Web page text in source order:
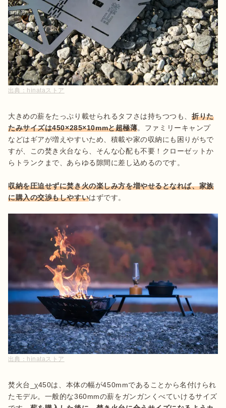
出典： hinataストア
大きめの薪をたっぷり載せられるタフさは持ちつつも、 折りた
たみサイズは450×285×10mmと超極薄。ファミリーキャンプ
などはギアが増えやすいため、積載や家の収納にも困りがちで
すが、この焚き火台なら、そんな心配も不要！クローゼットか
らトランクまで、あらゆる隙間に差し込めるのです。
収納を圧迫せずに焚き火の楽しみ方を増やせるとなれば、家族
に購入の交渉もしやすいはずです。
出典： hinataストア
焚火台_χ450は、本体の幅が450mmであることから名付けられ
たモデル。一般的な360mmの薪をガンガンくべていけるサイズ